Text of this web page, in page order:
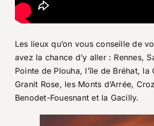
Les lieux qu’on vous conseille de
avez la chance d’y aller : Rennes,
Pointe de Plouha, l’île de Bréhat, la
Granit Rose, les Monts d’Arrée,
Benodet-Fouesnant et la Gacilly.